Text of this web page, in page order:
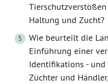
Haltung und Zucht?
Wie beurteilt die
Einführung einer
Identifikations -
Züchter und